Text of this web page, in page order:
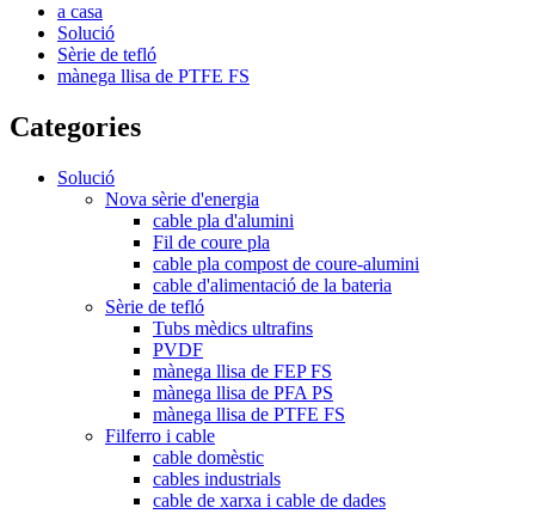
a casa
Solució
Sèrie de tefló
mànega llisa de PTFE FS
Categories
Solució
Nova sèrie d'energia
cable pla d'alumini
Fil de coure pla
cable pla compost de coure-alumini
cable d'alimentació de la bateria
Sèrie de tefló
Tubs mèdics ultrafins
PVDF
mànega llisa de FEP FS
mànega llisa de PFA PS
mànega llisa de PTFE FS
Filferro i cable
cable domèstic
cables industrials
cable de xarxa i cable de dades